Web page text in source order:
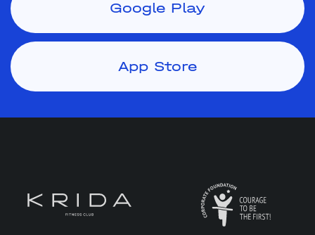
Google Play
App Store